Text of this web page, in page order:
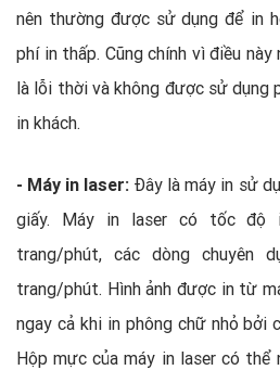
nên thường được sử dụng để in
phí in thấp. Cũng chính vì điều
là lỗi thời và không được sử dụng
in khách.
- Máy in laser: Đây là máy in sử
giấy. Máy in laser có tốc độ
trang/phút, các dòng chuyên
trang/phút. Hình ảnh được in từ
ngay cả khi in phông chữ nhỏ bởi
Hộp mực của máy in laser có thể